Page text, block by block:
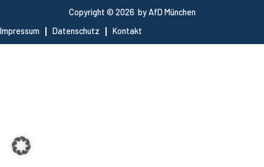
Copyright © 2026 by AfD München
Impressum
Datenschutz Kontakt